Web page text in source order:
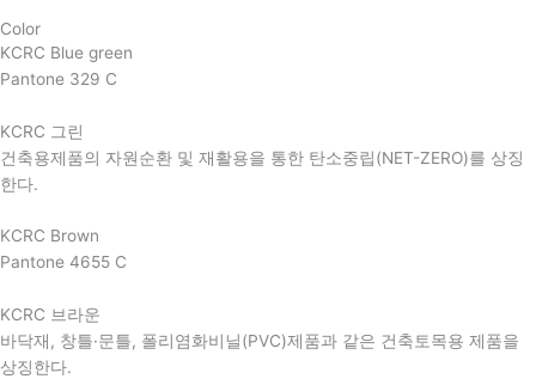
Color
KCRC Blue green
Pantone 329 C
KCRC 그린
건축용제품의 자원순환 및 재활용을 통한 탄소중립(NET-ZERO)를 상징
한다.
KCRC Brown
Pantone 4655 C
KCRC 브라운
바닥재, 창틀·문틀, 폴리염화비닐(PVC)제품과 같은 건축토목용 제품을
상징한다.